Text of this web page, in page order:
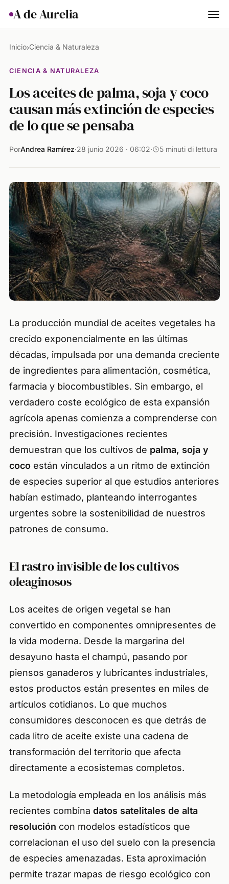
A de Aurelia
Salud
Ciencia & Naturaleza
Actualidad
Inicio›Ciencia & Naturaleza
CIENCIA & NATURALEZA
Los aceites de palma, soja y coco
causan más extinción de especies
de lo que se pensaba
PorAndrea Ramírez·28 junio 2026 · 06:02· 5 minuti di lettura
La producción mundial de aceites vegetales ha
crecido exponencialmente en las últimas
décadas, impulsada por una demanda creciente
de ingredientes para alimentación, cosmética,
farmacia y biocombustibles. Sin embargo, el
verdadero coste ecológico de esta expansión
agrícola apenas comienza a comprenderse con
precisión. Investigaciones recientes
demuestran que los cultivos de palma, soja y
cocoestán vinculados a un ritmo de extinción
de especies superior al que estudios anteriores
habían estimado, planteando interrogantes
urgentes sobre la sostenibilidad de nuestros
patrones de consumo.
El rastro invisible de los cultivos
oleaginosos
Los aceites de origen vegetal se han
convertido en componentes omnipresentes de
la vida moderna. Desde la margarina del
desayuno hasta el champú, pasando por
piensos ganaderos y lubricantes industriales,
estos productos están presentes en miles de
artículos cotidianos. Lo que muchos
consumidores desconocen es que detrás de
cada litro de aceite existe una cadena de
transformación del territorio que afecta
directamente a ecosistemas completos.
La metodología empleada en los análisis más
recientes combina datos satelitales de alta
resolución con modelos estadísticos que
correlacionan el uso del suelo con la presencia
de especies amenazadas. Esta aproximación
permite trazar mapas de riesgo ecológico con